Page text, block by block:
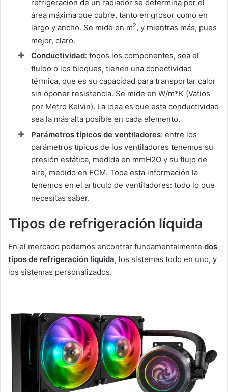
refrigeración de un radiador se determina por el
área máxima que cubre, tanto en grosor como en
largo y ancho. Se mide en m2, y mientras más, pues
mejor, claro.
Conductividad: todos los componentes, sea el
fluido o los bloques, tienen una conectividad
térmica, que es su capacidad para transportar calor
sin oponer resistencia. Se mide en W/m*K (Vatios
por Metro Kelvin). La idea es que esta conductividad
sea la más alta posible en cada elemento.
Parámetros típicos de ventiladores: entre los
parámetros típicos de los ventiladores tenemos su
presión estática, medida en mmH2O y su flujo de
aire, medido en FCM. Toda esta información la
tenemos en el artículo de ventiladores: todo lo que
necesitas saber.
Tipos de refrigeración líquida
En el mercado podemos encontrar fundamentalmente dos
tipos de refrigeración líquida, los sistemas todo en uno, y
los sistemas personalizados.